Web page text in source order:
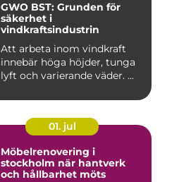
GWO BST: Grunden för
säkerhet i
vindkraftsindustrin
Att arbeta inom vindkraft
innebär höga höjder, tunga
lyft och varierande väder. ...
01. jul
Möbelrenovering i
stockholm när hantverk
och hållbarhet möts